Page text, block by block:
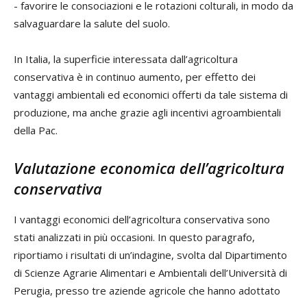
- favorire le consociazioni e le rotazioni colturali, in modo da
salvaguardare la salute del suolo.
In Italia, la superficie interessata dall’agricoltura
conservativa è in continuo aumento, per effetto dei
vantaggi ambientali ed economici offerti da tale sistema di
produzione, ma anche grazie agli incentivi agroambientali
della Pac.
Valutazione economica dell’agricoltura
conservativa
I vantaggi economici dell’agricoltura conservativa sono
stati analizzati in più occasioni. In questo paragrafo,
riportiamo i risultati di un’indagine, svolta dal Dipartimento
di Scienze Agrarie Alimentari e Ambientali dell’Università di
Perugia, presso tre aziende agricole che hanno adottato